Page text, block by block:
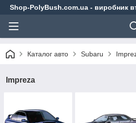
Shop-PolyBush.com.ua - виробник
Каталог авто Subaru
Impreza